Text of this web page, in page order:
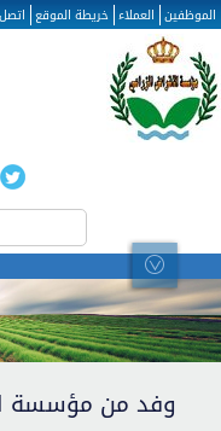
تجاوز إلى المحتوى الرئيسي
الموظفين العملاء خريطة الموقع
وفد من مؤسسة